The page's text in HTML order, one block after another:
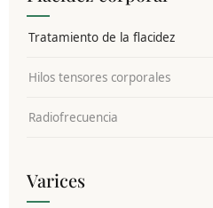
Tratamiento de la flacidez
Hilos tensores corporales
Radiofrecuencia
Varices